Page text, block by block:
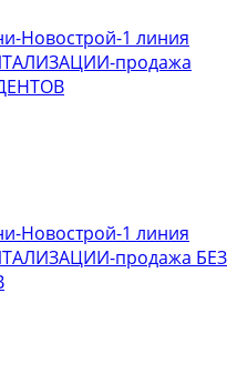
Новострой-1 линия
продажа
Новострой-1 линия
продажа БЕЗ